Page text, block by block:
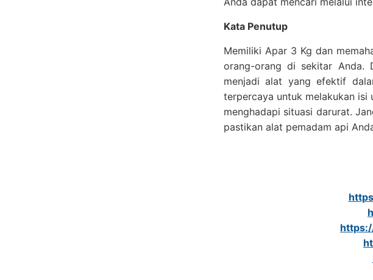
Kata Penutup
Memiliki Apar 3 Kg dan
orang-orang di sekitar Anda.
menjadi alat yang efektif
terpercaya untuk melakukan isi
menghadapi situasi darurat.
pastikan alat pemadam api